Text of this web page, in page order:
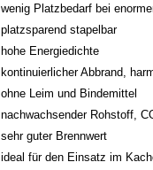
wenig Platzbedarf bei
platzsparend stapelbar
hohe Energiedichte
kontinuierlicher Abbrand,
ohne Leim und Bindemittel
nachwachsender Rohstoff,
sehr guter Brennwert
ideal für den Einsatz im